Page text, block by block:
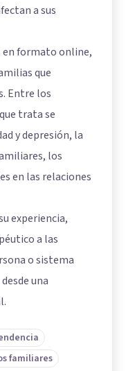
a sus
en formato online,
que
Entre los
trata se
y depresión, la
los
en las relaciones
experiencia,
a las
o sistema
una
familiares